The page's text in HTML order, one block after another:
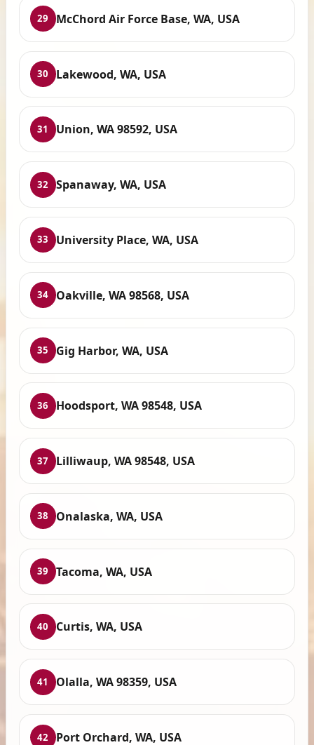
29 McChord Air Force Base, WA, USA
30 Lakewood, WA, USA
31 Union, WA 98592, USA
32 Spanaway, WA, USA
33 University Place, WA, USA
34 Oakville, WA 98568, USA
35 Gig Harbor, WA, USA
36 Hoodsport, WA 98548, USA
37 Lilliwaup, WA 98548, USA
38 Onalaska, WA, USA
39 Tacoma, WA, USA
40 Curtis, WA, USA
41 Olalla, WA 98359, USA
42 Port Orchard, WA, USA